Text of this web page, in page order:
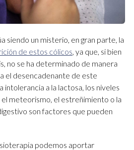
siendo un misterio, en gran parte, la
de estos cólicos, ya que, si bien
no se ha determinado de manera
el desencadenante de este
intolerancia a la lactosa, los niveles
meteorismo, el estreñimiento o la
son factores que pueden
podemos aportar